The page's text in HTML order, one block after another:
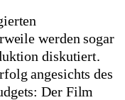
werden sogar
diskutiert.
angesichts des
Der Film